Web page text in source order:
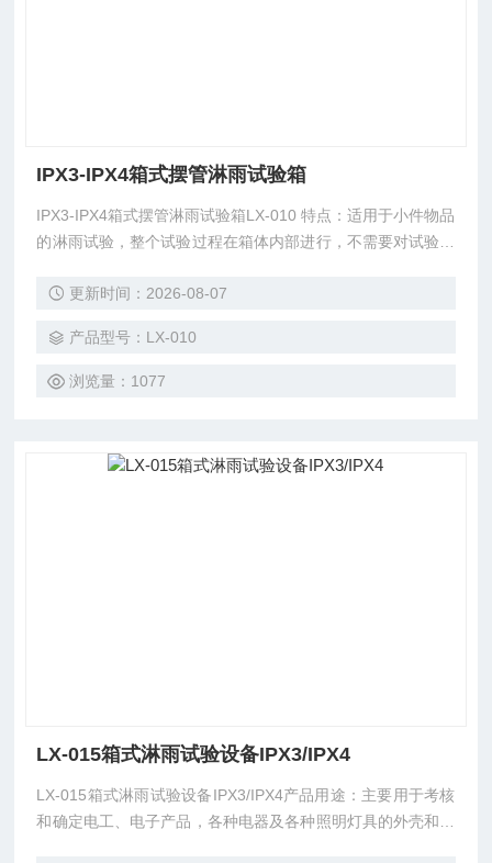
IPX3-IPX4箱式摆管淋雨试验箱
IPX3-IPX4箱式摆管淋雨试验箱LX-010 特点：适用于小件物品
的淋雨试验，整个试验过程在箱体内部进行，不需要对试验室
大降低了试验成本。
更新时间：2026-08-07
产品型号：LX-010
浏览量：1077
LX-015箱式淋雨试验设备IPX3/IPX4
LX-015箱式淋雨试验设备IPX3/IPX4产品用途：主要用于考核
和确定电工、电子产品，各种电器及各种照明灯具的外壳和密